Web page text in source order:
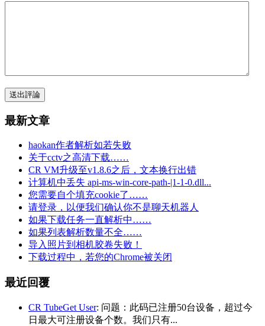
送出評論
最新文章
haokan作者解析如若失败
关于cctv之高清下载……
CR VM升级至v1.8.6之后，文本换行出错
计算机中丢失 api-ms-win-core-path-|1-1-0.dll...
您需要自个填充cookie了……
请登录，以便我们确认你不是聊天机器人
如果下载任务一直解析中……
如果列表解析数量不全……
导入照片到相机胶卷失败！
下载过程中，若您的Chrome被关闭
最近回覆
CR TubeGet User: 问题：此码已注册50台设备，超过今
日最大可注册设备个数。我们只有...